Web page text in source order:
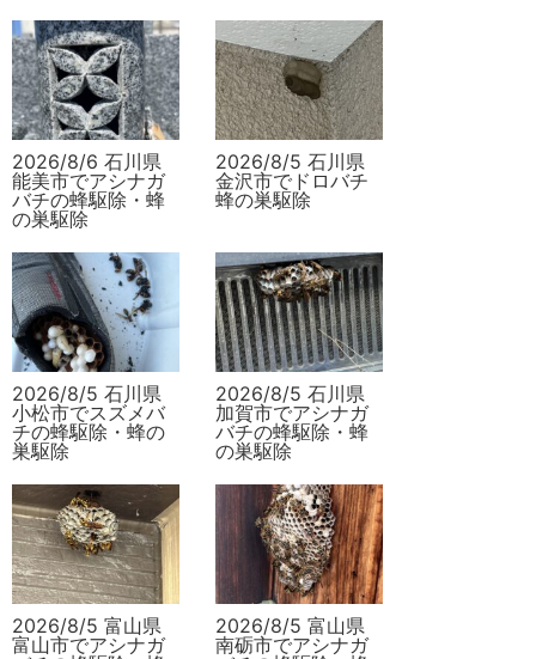
2026/8/6 石川県
能美市でアシナガ
バチの蜂駆除・蜂
の巣駆除
2026/8/5 石川県
金沢市でドロバチ
蜂の巣駆除
2026/8/5 石川県
小松市でスズメバ
チの蜂駆除・蜂の
巣駆除
2026/8/5 石川県
加賀市でアシナガ
バチの蜂駆除・蜂
の巣駆除
2026/8/5 富山県
富山市でアシナガ
2026/8/5 富山県
南砺市でアシナガ